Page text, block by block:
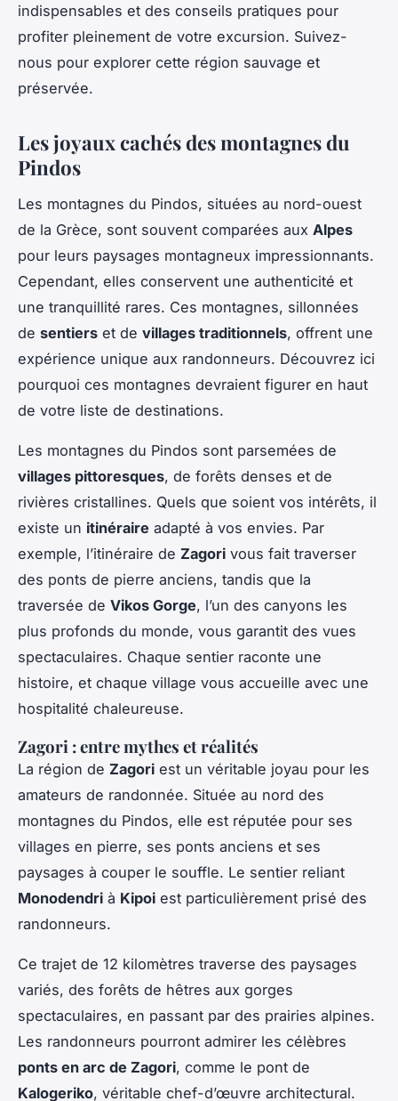
indispensables et des conseils pratiques pour
profiter pleinement de votre excursion. Suivez-
nous pour explorer cette région sauvage et
préservée.
Les joyaux cachés des montagnes du
Pindos
Les montagnes du Pindos, situées au nord-ouest
de la Grèce, sont souvent comparées aux Alpes
pour leurs paysages montagneux impressionnants.
Cependant, elles conservent une authenticité et
une tranquillité rares. Ces montagnes, sillonnées
de sentiers et de villages traditionnels, offrent une
expérience unique aux randonneurs. Découvrez ici
pourquoi ces montagnes devraient figurer en haut
de votre liste de destinations.
Les montagnes du Pindos sont parsemées de
villages pittoresques, de forêts denses et de
rivières cristallines. Quels que soient vos intérêts, il
existe un itinéraire adapté à vos envies. Par
exemple, l’itinéraire de Zagori vous fait traverser
des ponts de pierre anciens, tandis que la
traversée de Vikos Gorge, l’un des canyons les
plus profonds du monde, vous garantit des vues
spectaculaires. Chaque sentier raconte une
histoire, et chaque village vous accueille avec une
hospitalité chaleureuse.
Zagori : entre mythes et réalités
La région de Zagori est un véritable joyau pour les
amateurs de randonnée. Située au nord des
montagnes du Pindos, elle est réputée pour ses
villages en pierre, ses ponts anciens et ses
paysages à couper le souffle. Le sentier reliant
Monodendri à Kipoi est particulièrement prisé des
randonneurs.
Ce trajet de 12 kilomètres traverse des paysages
variés, des forêts de hêtres aux gorges
spectaculaires, en passant par des prairies alpines.
Les randonneurs pourront admirer les célèbres
ponts en arc de Zagori, comme le pont de
Kalogeriko, véritable chef-d’œuvre architectural.